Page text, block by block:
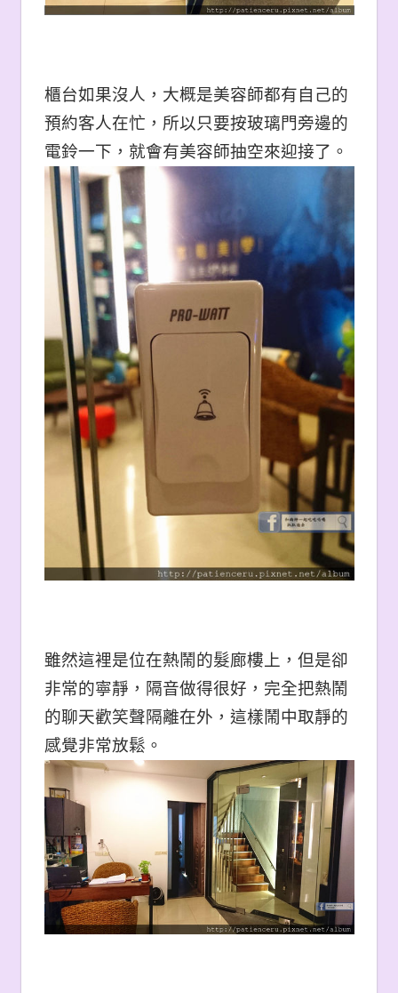
櫃台如果沒人，大概是美容師都有自己的
預約客人在忙，所以只要按玻璃門旁邊的
電鈴一下，就會有美容師抽空來迎接了。
雖然這裡是位在熱鬧的髮廊樓上，但是卻
非常的寧靜，隔音做得很好，完全把熱鬧
的聊天歡笑聲隔離在外，這樣鬧中取靜的
感覺非常放鬆。